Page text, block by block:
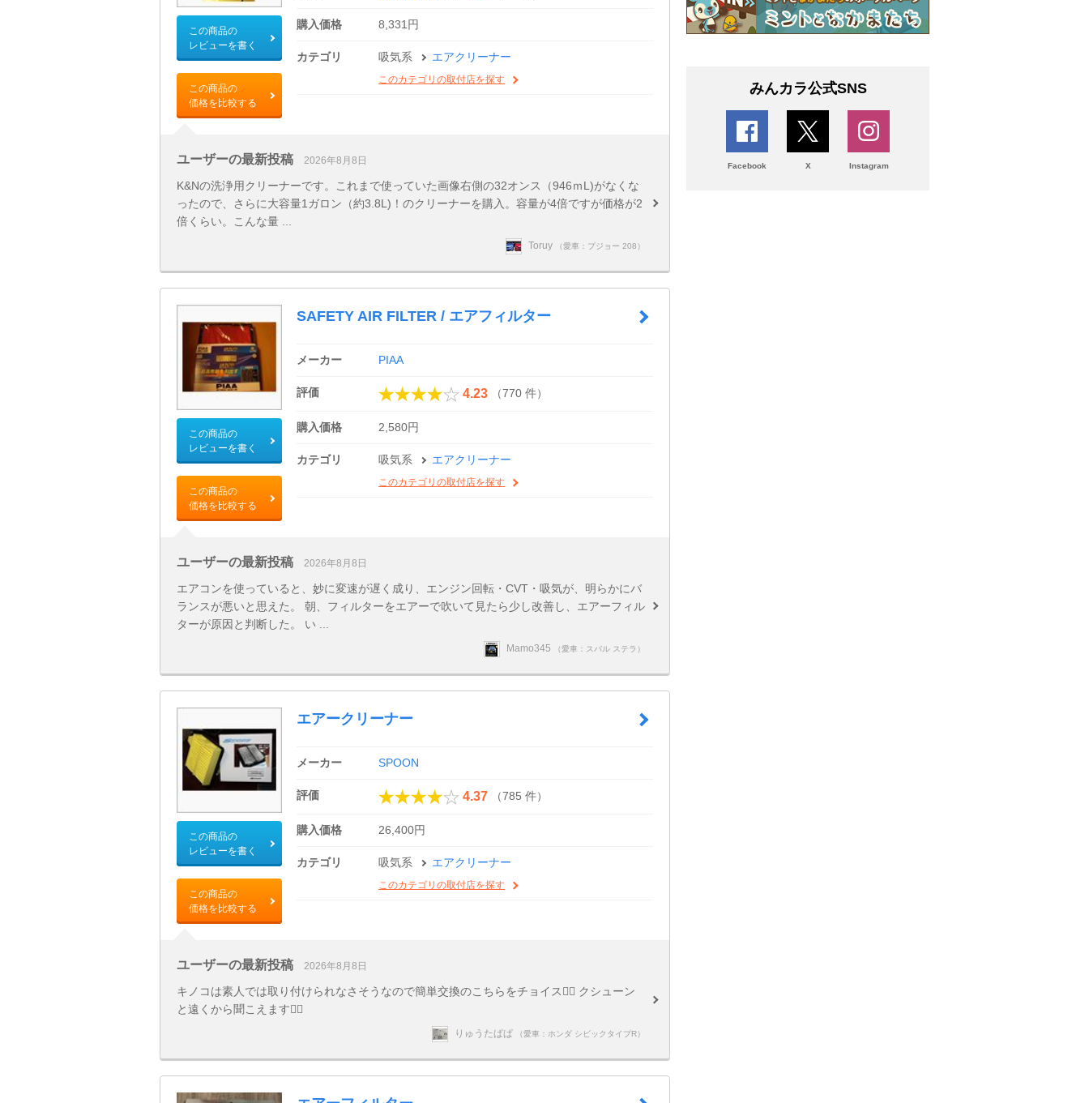
この商品の
レビューを書く
この商品の
価格を比較する
購入価格 8,331円
カテゴリ 吸気系 エアクリーナー
このカテゴリの取付店を探す
ユーザーの最新投稿 2026年8月8日
K&Nの洗浄用クリーナーです。これまで使っていた画像右側の32オンス（946ｍL)がなくな
ったので、さらに大容量1ガロン（約3.8L)！のクリーナーを購入。容量が4倍ですが価格が2
倍くらい。こんな量 ...
Toruy （愛車：プジョー 208）
この商品の
レビューを書く
この商品の
価格を比較する
SAFETY AIR FILTER / エアフィルター
メーカー PIAA
評価 4.23 （770 件）
購入価格 2,580円
カテゴリ 吸気系 エアクリーナー
このカテゴリの取付店を探す
ユーザーの最新投稿 2026年8月8日
エアコンを使っていると、妙に変速が遅く成り、エンジン回転・CVT・吸気が、明らかにバ
ランスが悪いと思えた。 朝、フィルターをエアーで吹いて見たら少し改善し、エアーフィル
ターが原因と判断した。 い ...
Mamo345 （愛車：スバル ステラ）
この商品の
レビューを書く
この商品の
価格を比較する
エアークリーナー
メーカー SPOON
評価 4.37 （785 件）
購入価格 26,400円
カテゴリ 吸気系 エアクリーナー
このカテゴリの取付店を探す
ユーザーの最新投稿 2026年8月8日
キノコは素人では取り付けられなさそうなので簡単交換のこちらをチョイス💁‍♀️ クシューン
と遠くから聞こえます🙆‍♂️
りゅうたぱぱ （愛車：ホンダ シビックタイプR）
みんカラ公式SNS
Facebook X Instagram